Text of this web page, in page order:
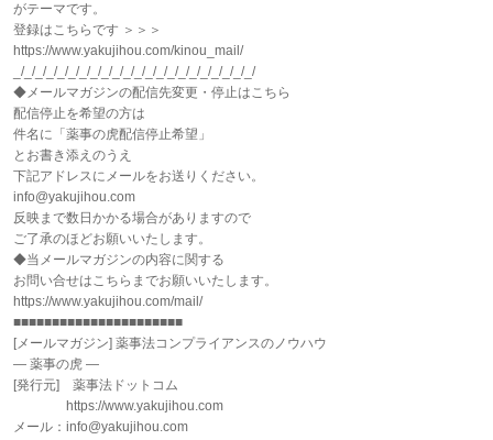
がテーマです。
登録はこちらです ＞＞＞
https://www.yakujihou.com/kinou_mail/
_/_/_/_/_/_/_/_/_/_/_/_/_/_/_/_/_/_/_/_/_/_/
◆メールマガジンの配信先変更・停止はこちら
配信停止を希望の方は
件名に「薬事の虎配信停止希望」
とお書き添えのうえ
下記アドレスにメールをお送りください。
info@yakujihou.com
反映まで数日かかる場合がありますので
ご了承のほどお願いいたします。
◆当メールマガジンの内容に関する
お問い合せはこちらまでお願いいたします。
https://www.yakujihou.com/mail/
■■■■■■■■■■■■■■■■■■■■■■
[メールマガジン] 薬事法コンプライアンスのノウハウ
― 薬事の虎 ―
[発行元] 薬事法ドットコム
https://www.yakujihou.com
メール：info@yakujihou.com